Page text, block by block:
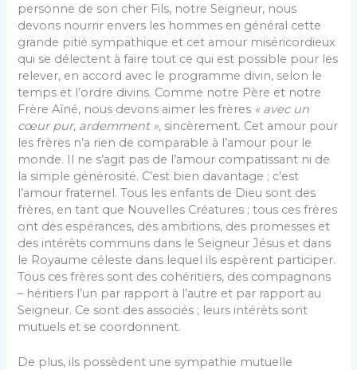
personne de son cher Fils, notre Seigneur, nous
devons nourrir envers les hommes en général cette
grande pitié sympathique et cet amour miséricordieux
qui se délectent à faire tout ce qui est possible pour les
relever, en accord avec le programme divin, selon le
temps et l’ordre divins. Comme notre Père et notre
Frère Aîné, nous devons aimer les frères « avec un
cœur pur, ardemment », sincèrement. Cet amour pour
les frères n’a rien de comparable à l’amour pour le
monde. Il ne s’agit pas de l’amour compatissant ni de
la simple générosité. C’est bien davantage ; c’est
l’amour fraternel. Tous les enfants de Dieu sont des
frères, en tant que Nouvelles Créatures ; tous ces frères
ont des espérances, des ambitions, des promesses et
des intérêts communs dans le Seigneur Jésus et dans
le Royaume céleste dans lequel ils espèrent participer.
Tous ces frères sont des cohéritiers, des compagnons
– héritiers l’un par rapport à l’autre et par rapport au
Seigneur. Ce sont des associés ; leurs intérêts sont
mutuels et se coordonnent.
De plus, ils possèdent une sympathie mutuelle